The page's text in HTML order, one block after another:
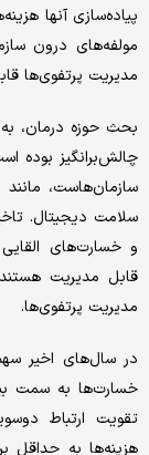
پیاده‌سازی آنها
مولفه‌های درون
مدیریت پرتفوی‌ها
بحث حوزه درمان،
چالش‌برانگیز بوده
سازمان‌هاست،
سلامت دیجیتال.
و خسارت‌های
قابل مدیریت
مدیریت پرتفوی‌ها.
در سال‌های اخیر
خسارت‌ها به سمت
تقویت ارتباط
هزینه‌ها به حداقل